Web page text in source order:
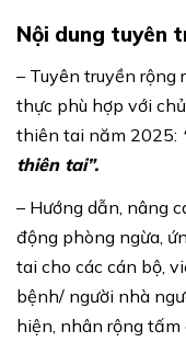
Nội dung tuyên
– Tuyên truyền
thực phù hợp với
thiên tai năm 2025:
thiên tai”.
– Hướng dẫn, nâng
động phòng ngừa,
tai cho các cán bộ,
bệnh/ người nhà
hiện, nhân rộng